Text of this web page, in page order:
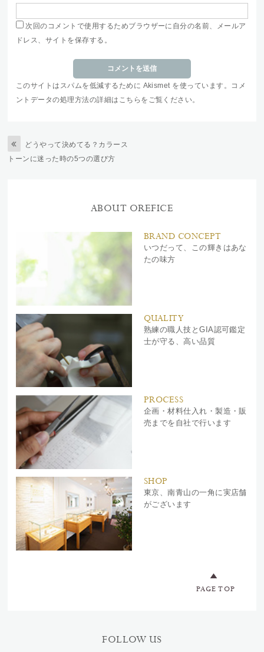
次回のコメントで使用するためブラウザーに自分の名前、メールア
ドレス、サイトを保存する。
このサイトはスパムを低減するために Akismet を使っています。
コメ
ントデータの処理方法の詳細はこちらをご覧ください。
どうやって決めてる？カラース
トーンに迷った時の5つの選び方
ABOUT OREFICE
BRAND CONCEPT
いつだって、この輝きはあな
たの味方
QUALITY
熟練の職人技とGIA認可鑑定
士が守る、高い品質
PROCESS
企画・材料仕入れ・製造・販
売までを自社で行います
SHOP
東京、南青山の一角に実店舗
がございます
PAGE TOP
FOLLOW US